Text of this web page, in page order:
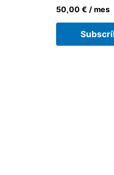
50,00 € / mes